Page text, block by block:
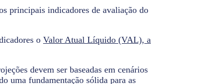
principais indicadores de avaliação do
o Valor Atual Líquido (VAL), a
devem ser baseadas em cenários
uma fundamentação sólida para as